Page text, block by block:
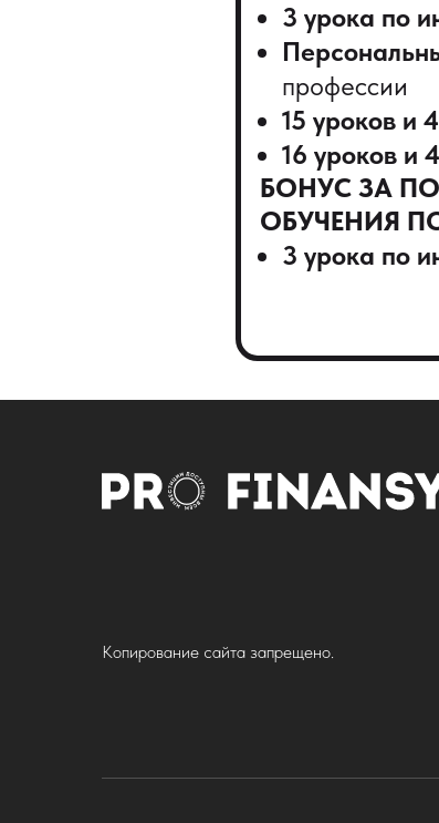
3 урока по
профессии
15 уроков и
16 уроков и
БОНУС ЗА
ОБУЧЕНИЯ
3 урока по
Копирование сайта запрещено.